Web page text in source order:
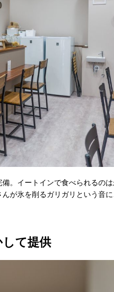
。イートインで食べられるの
が氷を削るガリガリという音
て提供